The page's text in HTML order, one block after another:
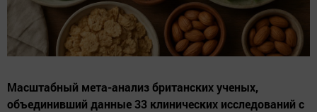
Масштабный мета-анализ британских ученых,
объединивший данные 33 клинических исследований с